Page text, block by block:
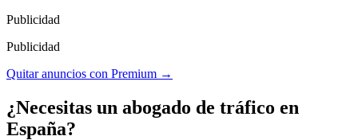
Publicidad
Publicidad
Quitar anuncios con Premium →
¿Necesitas un abogado de tráfico en
España?